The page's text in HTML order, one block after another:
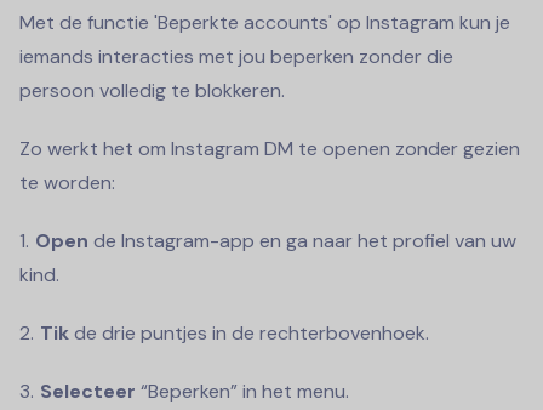
Met de functie 'Beperkte accounts' op Instagram kun je
iemands interacties met jou beperken zonder die
persoon volledig te blokkeren.
Zo werkt het om Instagram DM te openen zonder gezien
te worden:
Open de Instagram-app en ga naar het profiel van uw
kind.
Tikde drie puntjes in de rechterbovenhoek.
Selecteer “Beperken” in het menu.